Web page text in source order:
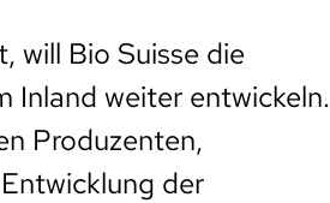
will Bio Suisse die
Inland weiter entwickeln.
Produzenten,
der